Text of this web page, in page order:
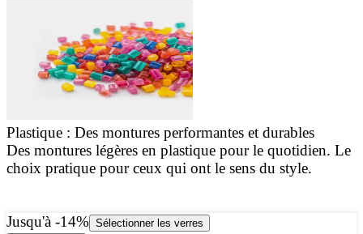
Plastique : Des montures performantes et durables
Des montures légères en plastique pour le quotidien. Le
choix pratique pour ceux qui ont le sens du style.
Jusqu'à -14% Sélectionner les verres